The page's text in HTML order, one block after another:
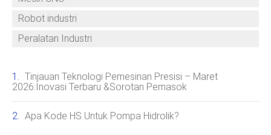
Robot industri
Peralatan Industri
Tinjauan Teknologi Pemesinan Presisi – Maret
2026:Inovasi Terbaru &Sorotan Pemasok
Apa Kode HS Untuk Pompa Hidrolik?